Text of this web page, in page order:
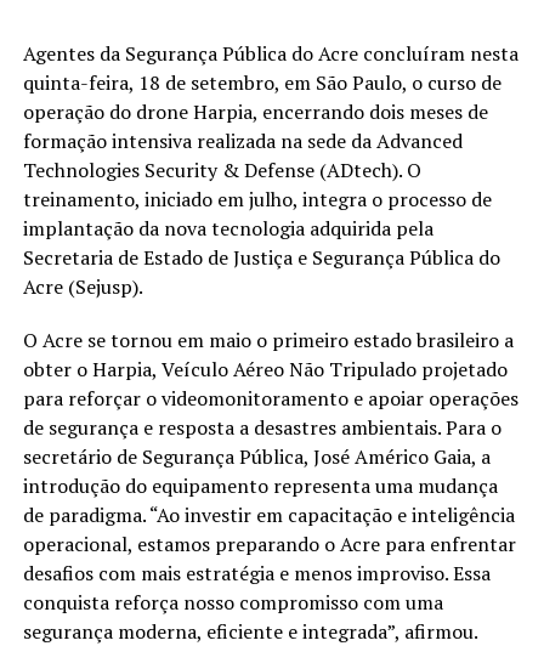
Agentes da Segurança Pública do Acre concluíram nesta
quinta-feira, 18 de setembro, em São Paulo, o curso de
operação do drone Harpia, encerrando dois meses de
formação intensiva realizada na sede da Advanced
Technologies Security & Defense (ADtech). O
treinamento, iniciado em julho, integra o processo de
implantação da nova tecnologia adquirida pela
Secretaria de Estado de Justiça e Segurança Pública do
Acre (Sejusp).
O Acre se tornou em maio o primeiro estado brasileiro a
obter o Harpia, Veículo Aéreo Não Tripulado projetado
para reforçar o videomonitoramento e apoiar operações
de segurança e resposta a desastres ambientais. Para o
secretário de Segurança Pública, José Américo Gaia, a
introdução do equipamento representa uma mudança
de paradigma. “Ao investir em capacitação e inteligência
operacional, estamos preparando o Acre para enfrentar
desafios com mais estratégia e menos improviso. Essa
conquista reforça nosso compromisso com uma
segurança moderna, eficiente e integrada”, afirmou.